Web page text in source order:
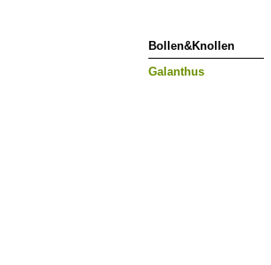
Bollen&Knollen
Galanthus